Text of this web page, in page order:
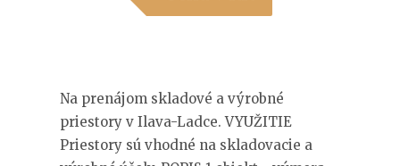
Na prenájom skladové a výrobné
priestory v Ilava-Ladce. VYUŽITIE
Priestory sú vhodné na skladovacie a